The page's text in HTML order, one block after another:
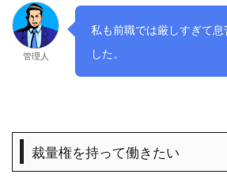
管理人
私も前職では厳しすぎて
した。
裁量権を持って働きたい